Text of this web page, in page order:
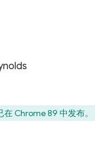
在 Chrome 89 中发布。